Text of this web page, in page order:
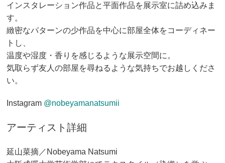
インスタレーション作品と平面作品を展示室に詰め込みま
す。
緻密なパターンの少作品を中心に部屋全体をコーディネー
トし、
温度や湿度・香りを感じるような展示空間に。
気取らず友人の部屋を尋ねるような気持ちでお越しくださ
い。
Instagram @nobeyamanatsumii
アーティスト詳細
延山菜摘／Nobeyama Natsumi